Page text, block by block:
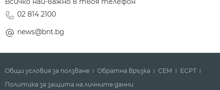
02 814 2100
news@bnt.bg
Общи условия за ползване Обратна връзка СЕМ
ECPT
Политика за защита на личните данни